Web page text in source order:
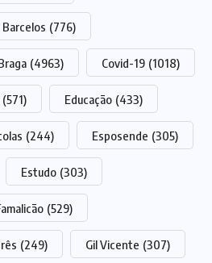
Barcelos (776)
(4963) Covid-19 (1018)
(571) Educação (433)
(244) Esposende (305)
Estudo (303)
(529)
(249) Gil Vicente (307)